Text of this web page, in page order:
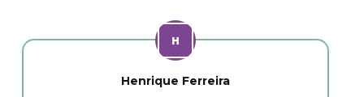
Henrique Ferreira